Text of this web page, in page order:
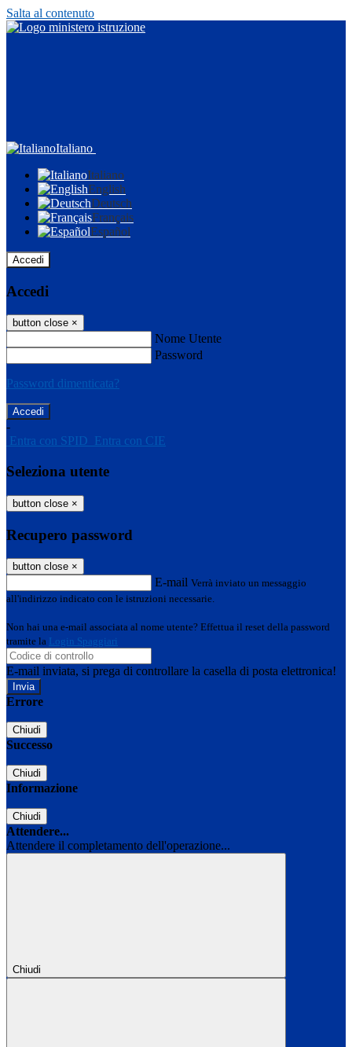
Salta al contenuto
Italiano
Italiano
English
Deutsch
Français
Español
Accedi
Accedi
button close ×
Nome Utente
Password
Password dimenticata?
-
Entra con SPID Entra con CIE
Seleziona utente
button close ×
Recupero password
button close ×
E-mail Verrà inviato un messaggio
all'indirizzo indicato con le istruzioni necessarie.
Non hai una e-mail associata al nome utente? Effettua il reset della password
tramite la Login Spaggiari
E-mail inviata, si prega di controllare la casella di posta elettronica!
Errore
Chiudi
Successo
Chiudi
Informazione
Chiudi
Attendere...
Attendere il completamento dell'operazione...
Chiudi